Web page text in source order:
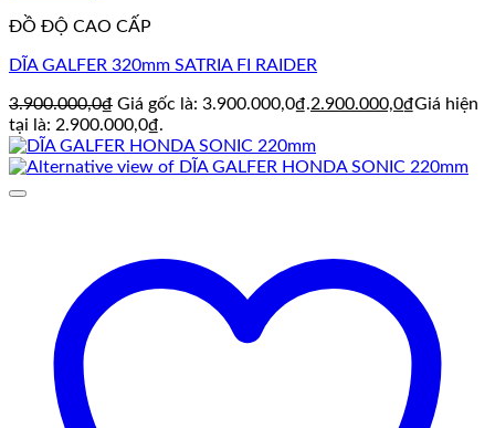
ĐỒ ĐỘ CAO CẤP
DĨA GALFER 320mm SATRIA FI RAIDER
3.900.000,0₫ Giá gốc là: 3.900.000,0₫.2.900.000,0₫Giá hiện
tại là: 2.900.000,0₫.